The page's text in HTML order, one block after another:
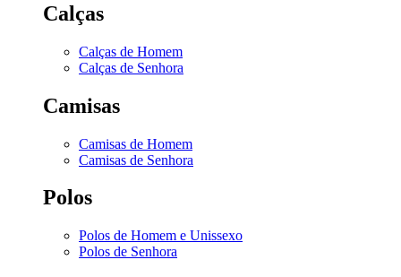
Calças
Calças de Homem
Calças de Senhora
Camisas
Camisas de Homem
Camisas de Senhora
Polos
Polos de Homem e Unissexo
Polos de Senhora